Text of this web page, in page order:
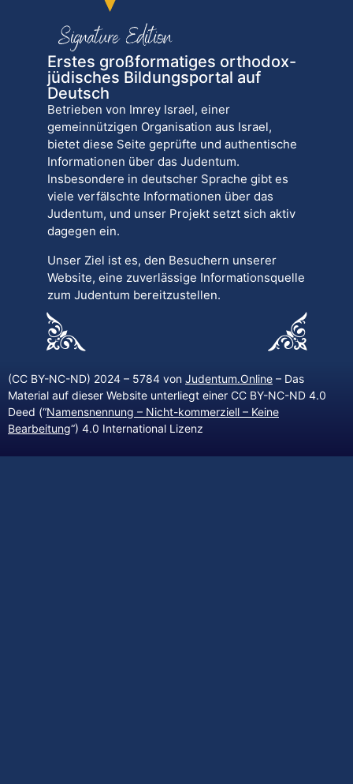
Erstes großformatiges orthodox-
jüdisches Bildungsportal auf
Deutsch
Betrieben von Imrey Israel, einer
gemeinnützigen Organisation aus Israel,
bietet diese Seite geprüfte und authentische
Informationen über das Judentum.
Insbesondere in deutscher Sprache gibt es
viele verfälschte Informationen über das
Judentum, und unser Projekt setzt sich aktiv
dagegen ein.
Unser Ziel ist es, den Besuchern unserer
Website, eine zuverlässige Informationsquelle
zum Judentum bereitzustellen.
(CC BY-NC-ND) 2024 – 5784 von Judentum.Online – Das
Material auf dieser Website unterliegt einer CC BY-NC-ND 4.0
Deed (“Namensnennung – Nicht-kommerziell – Keine
Bearbeitung“) 4.0 International Lizenz